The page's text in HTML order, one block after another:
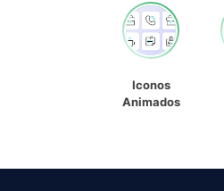
Iconos
Animados